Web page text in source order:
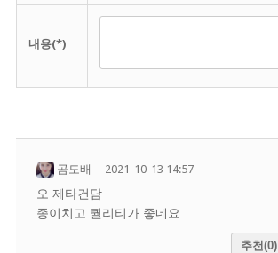
내용(*)
곰도배 2021-10-13 14:57
오 제타건담
종이치고 퀄리티가 좋네요
추천(0)